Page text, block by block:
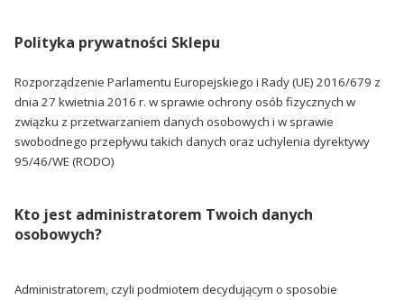
Polityka prywatności Sklepu
Rozporządzenie Parlamentu Europejskiego i Rady (UE) 2016/679 z
dnia 27 kwietnia 2016 r. w sprawie ochrony osób fizycznych w
związku z przetwarzaniem danych osobowych i w sprawie
swobodnego przepływu takich danych oraz uchylenia dyrektywy
95/46/WE (RODO)
Kto jest administratorem Twoich danych
osobowych?
Administratorem, czyli podmiotem decydującym o sposobie